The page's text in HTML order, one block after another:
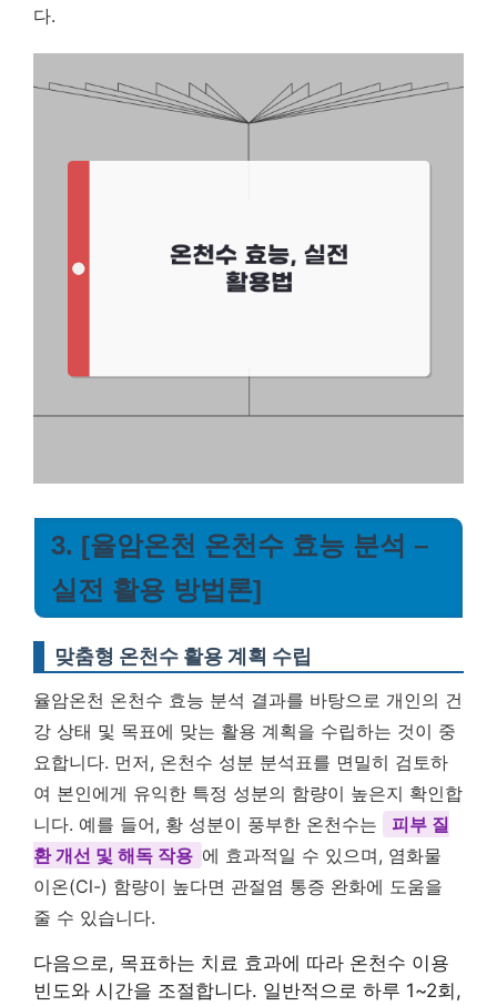
다.
3. [율암온천 온천수 효능 분석 –
실전 활용 방법론]
맞춤형 온천수 활용 계획 수립
율암온천 온천수 효능 분석 결과를 바탕으로 개인의 건
강 상태 및 목표에 맞는 활용 계획을 수립하는 것이 중
요합니다. 먼저, 온천수 성분 분석표를 면밀히 검토하
여 본인에게 유익한 특정 성분의 함량이 높은지 확인합
니다. 예를 들어, 황 성분이 풍부한 온천수는
피부 질
환 개선 및 해독 작용 에 효과적일 수 있으며, 염화물
이온(Cl-) 함량이 높다면 관절염 통증 완화에 도움을
줄 수 있습니다.
다음으로, 목표하는 치료 효과에 따라 온천수 이용
빈도와 시간을 조절합니다. 일반적으로 하루 1~2회,